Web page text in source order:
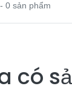
- 0 sản phẩm
có